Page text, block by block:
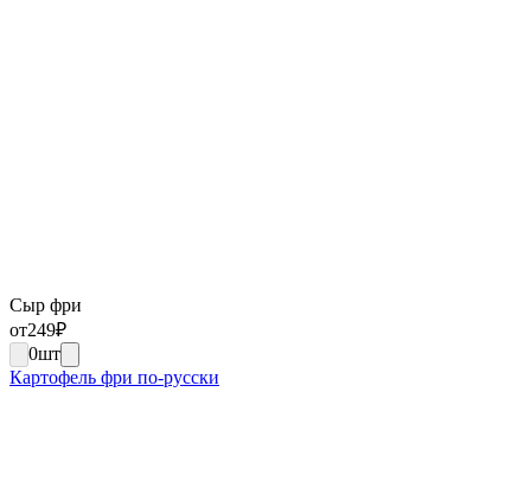
Сыр фри
от249₽
0шт
Картофель фри по-русски